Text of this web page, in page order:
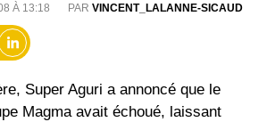
À 13:18 PAR VINCENT_LALANNE-SICAUD
Super Aguri a annoncé que le
Magma avait échoué, laissant